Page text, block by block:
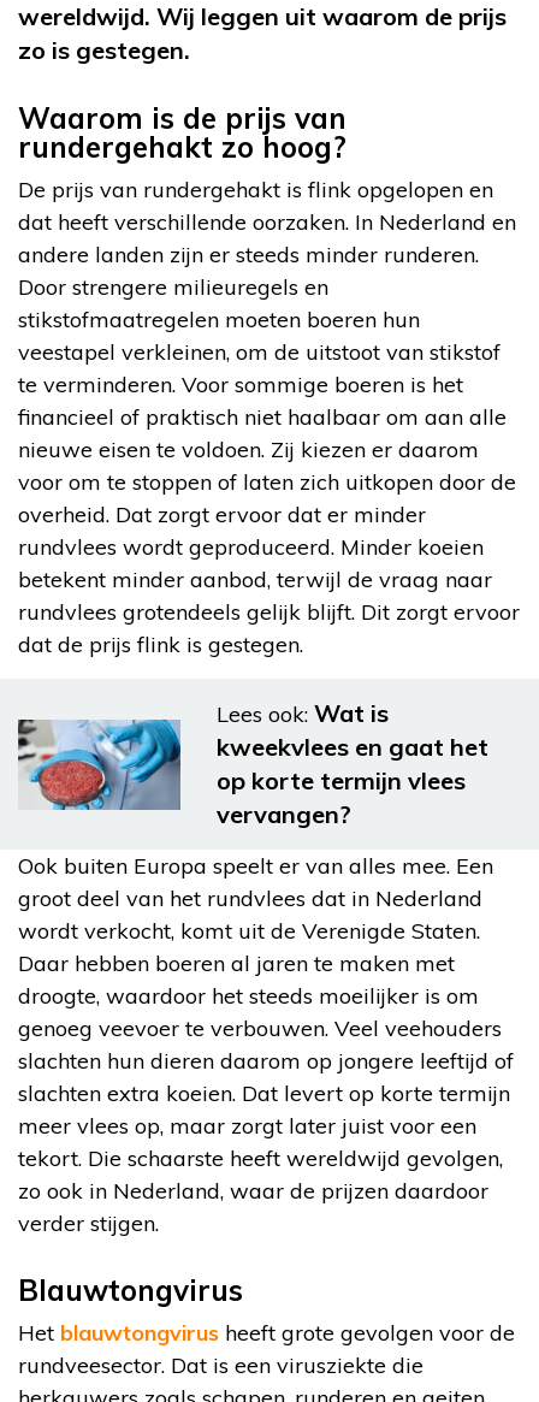
wereldwijd. Wij leggen uit waarom de prijs
zo is gestegen.
Waarom is de prijs van
rundergehakt zo hoog?
De prijs van rundergehakt is flink opgelopen en
dat heeft verschillende oorzaken. In Nederland en
andere landen zijn er steeds minder runderen.
Door strengere milieuregels en
stikstofmaatregelen moeten boeren hun
veestapel verkleinen, om de uitstoot van stikstof
te verminderen. Voor sommige boeren is het
financieel of praktisch niet haalbaar om aan alle
nieuwe eisen te voldoen. Zij kiezen er daarom
voor om te stoppen of laten zich uitkopen door de
overheid. Dat zorgt ervoor dat er minder
rundvlees wordt geproduceerd. Minder koeien
betekent minder aanbod, terwijl de vraag naar
rundvlees grotendeels gelijk blijft. Dit zorgt ervoor
dat de prijs flink is gestegen.
Lees ook: Wat is
kweekvlees en gaat het
op korte termijn vlees
vervangen?
Ook buiten Europa speelt er van alles mee. Een
groot deel van het rundvlees dat in Nederland
wordt verkocht, komt uit de Verenigde Staten.
Daar hebben boeren al jaren te maken met
droogte, waardoor het steeds moeilijker is om
genoeg veevoer te verbouwen. Veel veehouders
slachten hun dieren daarom op jongere leeftijd of
slachten extra koeien. Dat levert op korte termijn
meer vlees op, maar zorgt later juist voor een
tekort. Die schaarste heeft wereldwijd gevolgen,
zo ook in Nederland, waar de prijzen daardoor
verder stijgen.
Blauwtongvirus
Het blauwtongvirus heeft grote gevolgen voor de
rundveesector. Dat is een virusziekte die